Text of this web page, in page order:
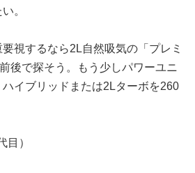
。
視するなら2L自然吸気の「プレミ
後で探そう。もう少しパワーユニ
イブリッドまたは2Lターボを260
目）